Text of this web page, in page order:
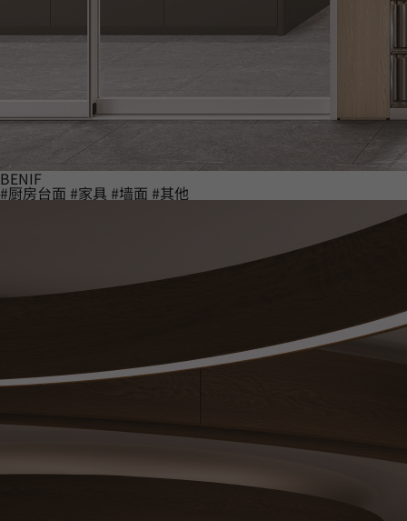
BENIF
#厨房台面 #家具 #墙面 #其他